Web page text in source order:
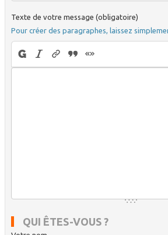
Texte de votre message (obligatoire)
Pour créer des paragraphes, laissez
QUI ÊTES-VOUS ?